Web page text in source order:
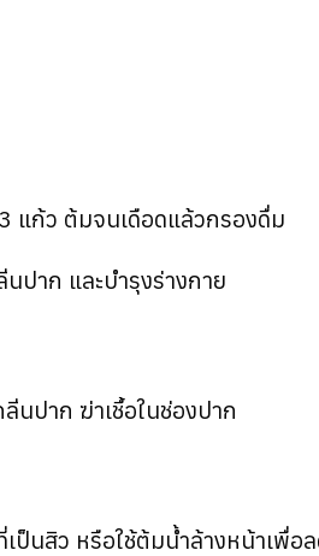
แก้ว ต้มจนเดือดแล้วกรองดื่ม
ปาก และบำรุงร่างกาย
นปาก ฆ่าเชื้อในช่องปาก
ป็นสิว หรือใช้ต้มน้ำล้างหน้าเพื่อ